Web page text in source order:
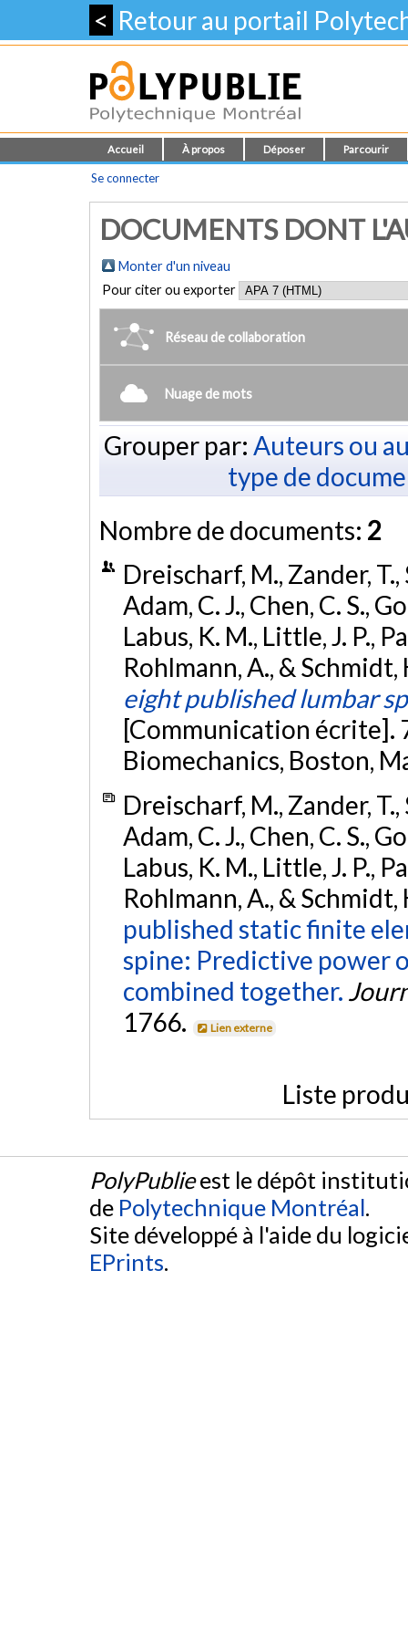
< Retour au portail
Accueil À propos Déposer Parcourir
Se connecter
DOCUMENTS DONT
Monter d'un niveau
Pour citer ou exporter
Réseau de collaboration
Nuage de mots
Grouper par: Auteurs ou
type de
Nombre de documents: 2
Dreischarf, M., Zander,
Adam, C. J., Chen, C. S.,
Labus, K. M., Little, J. P.,
Rohlmann, A., &
eight published lumbar
[Communication écrite].
Biomechanics, Boston,
Dreischarf, M., Zander,
Adam, C. J., Chen, C. S.,
Labus, K. M., Little, J. P.,
Rohlmann, A., &
published static finite
spine: Predictive power
combined together.
1766.
Lien externe
Liste
PolyPublieest le dépôt
de Polytechnique Montréal.
Site développé à l'aide du
EPrints.